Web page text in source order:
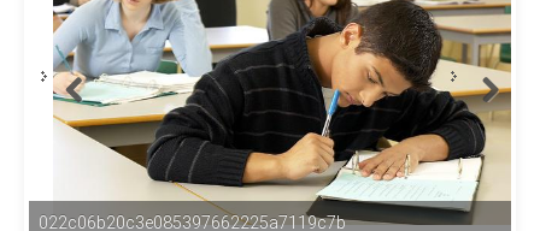
022c06b20c3e085397662225a7119c7b